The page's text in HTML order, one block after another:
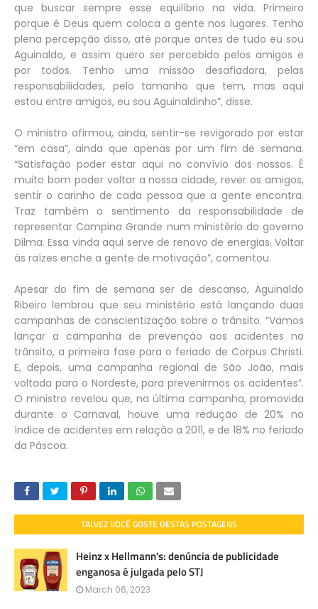
que buscar sempre esse equilíbrio na vida. Primeiro
porque é Deus quem coloca a gente nos lugares. Tenho
plena percepção disso, até porque antes de tudo eu sou
Aguinaldo, e assim quero ser percebido pelos amigos e
por todos. Tenho uma missão desafiadora, pelas
responsabilidades, pelo tamanho que tem, mas aqui
estou entre amigos, eu sou Aguinaldinho”, disse.
O ministro afirmou, ainda, sentir-se revigorado por estar
“em casa”, ainda que apenas por um fim de semana.
“Satisfação poder estar aqui no convívio dos nossos. É
muito bom poder voltar a nossa cidade, rever os amigos,
sentir o carinho de cada pessoa que a gente encontra.
Traz também o sentimento da responsabilidade de
representar Campina Grande num ministério do governo
Dilma. Essa vinda aqui serve de renovo de energias. Voltar
às raízes enche a gente de motivação”, comentou.
Apesar do fim de semana ser de descanso, Aguinaldo
Ribeiro lembrou que seu ministério está lançando duas
campanhas de conscientização sobre o trânsito. “Vamos
lançar a campanha de prevenção aos acidentes no
trânsito, a primeira fase para o feriado de Corpus Christi.
E, depois, uma campanha regional de São João, mais
voltada para o Nordeste, para prevenirmos os acidentes”.
O ministro revelou que, na última campanha, promovida
durante o Carnaval, houve uma redução de 20% no
índice de acidentes em relação a 2011, e de 18% no feriado
da Páscoa.
TALVEZ VOCÊ GOSTE DESTAS POSTAGENS
Heinz x Hellmann's: denúncia de publicidade
enganosa é julgada pelo STJ
March 06, 2023